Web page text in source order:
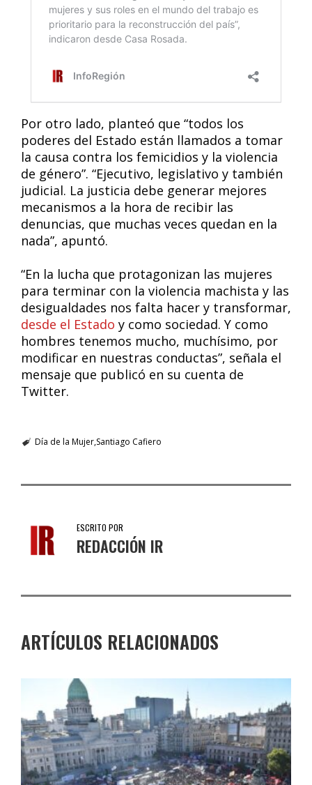
Por otro lado, planteó que “todos los
poderes del Estado están llamados a tomar
la causa contra los femicidios y la violencia
de género”. “Ejecutivo, legislativo y también
judicial. La justicia debe generar mejores
mecanismos a la hora de recibir las
denuncias, que muchas veces quedan en la
nada”, apuntó.
“En la lucha que protagonizan las mujeres
para terminar con la violencia machista y las
desigualdades nos falta hacer y transformar,
desde el Estado y como sociedad. Y como
hombres tenemos mucho, muchísimo, por
modificar en nuestras conductas”, señala el
mensaje que publicó en su cuenta de
Twitter.
Día de la MujerSantiago Cafiero
ESCRITO POR
REDACCIÓN IR
ARTÍCULOS RELACIONADOS